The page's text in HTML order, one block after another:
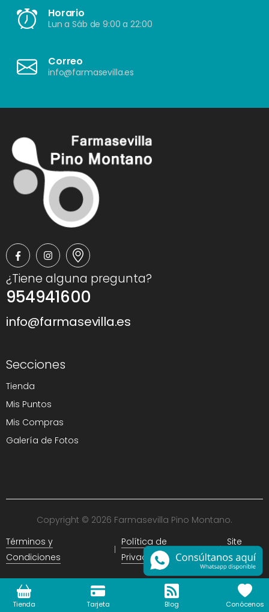
Horario
Lun a Sáb de 9:00 a 22:00
Correo
info@farmasevilla.es
¿Tiene alguna pregunta?
954941600
info@farmasevilla.es
Secciones
Tienda
Mis Puntos
Mis Compras
Galería de Fotos
Copyright © 2026 Farmasevilla Pino Montano.
Términos y
Condiciones
Política de
Privacidad
Site
Map
Tienda Tarjeta Blog Conócenos